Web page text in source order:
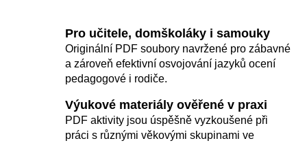
Pro učitele, domškoláky i samouky
Originální PDF soubory navržené pro zábavné
a zároveň efektivní osvojování jazyků ocení
pedagogové i rodiče.
Výukové materiály ověřené v praxi
PDF aktivity jsou úspěšně vyzkoušené při
práci s různými věkovými skupinami ve